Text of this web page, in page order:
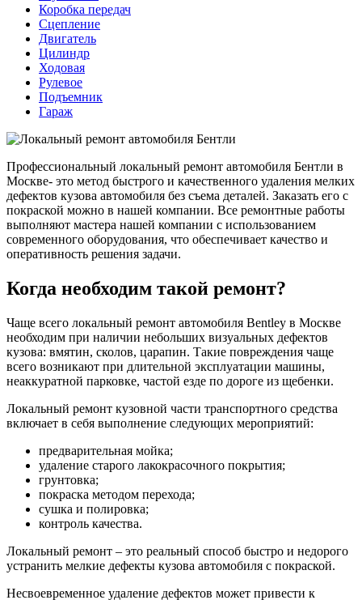
Коробка передач
Сцепление
Двигатель
Цилиндр
Ходовая
Рулевое
Подъемник
Гараж
Профессиональный локальный ремонт автомобиля Бентли в
Москве- это метод быстрого и качественного удаления мелких
дефектов кузова автомобиля без съема деталей. Заказать его с
покраской можно в нашей компании. Все ремонтные работы
выполняют мастера нашей компании с использованием
современного оборудования, что обеспечивает качество и
оперативность решения задачи.
Когда необходим такой ремонт?
Чаще всего локальный ремонт автомобиля Bentley в Москве
необходим при наличии небольших визуальных дефектов
кузова: вмятин, сколов, царапин. Такие повреждения чаще
всего возникают при длительной эксплуатации машины,
неаккуратной парковке, частой езде по дороге из щебенки.
Локальный ремонт кузовной части транспортного средства
включает в себя выполнение следующих мероприятий:
предварительная мойка;
удаление старого лакокрасочного покрытия;
грунтовка;
покраска методом перехода;
сушка и полировка;
контроль качества.
Локальный ремонт – это реальный способ быстро и недорого
устранить мелкие дефекты кузова автомобиля с покраской.
Несвоевременное удаление дефектов может привести к